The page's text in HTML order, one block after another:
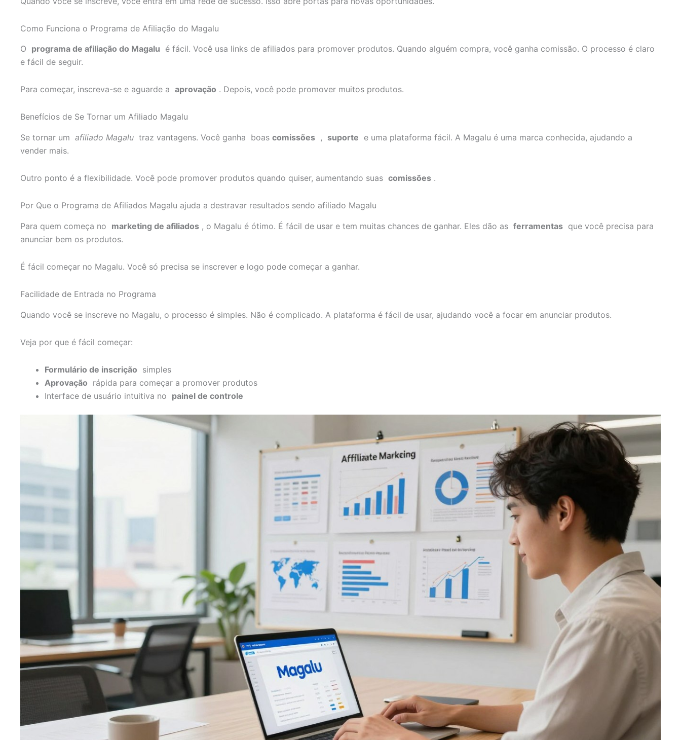
Como Funciona o Programa de Afiliação do Magalu
O programa de afiliação do Magalu é fácil. Você usa links de afiliados para promover produtos. Quando alguém compra, você ganha comissão. O processo é claro
e fácil de seguir.
Para começar, inscreva-se e aguarde a aprovação . Depois, você pode promover muitos produtos.
Benefícios de Se Tornar um Afiliado Magalu
Se tornar um afiliado Magalu traz vantagens. Você ganha boas comissões , suporte e uma plataforma fácil. A Magalu é uma marca conhecida, ajudando a
vender mais.
Outro ponto é a flexibilidade. Você pode promover produtos quando quiser, aumentando suas comissões .
Por Que o Programa de Afiliados Magalu ajuda a destravar resultados sendo afiliado Magalu
Para quem começa no marketing de afiliados , o Magalu é ótimo. É fácil de usar e tem muitas chances de ganhar. Eles dão as ferramentas que você precisa para
anunciar bem os produtos.
É fácil começar no Magalu. Você só precisa se inscrever e logo pode começar a ganhar.
Facilidade de Entrada no Programa
Quando você se inscreve no Magalu, o processo é simples. Não é complicado. A plataforma é fácil de usar, ajudando você a focar em anunciar produtos.
Veja por que é fácil começar:
Formulário de inscrição simples
Aprovação rápida para começar a promover produtos
Interface de usuário intuitiva no painel de controle